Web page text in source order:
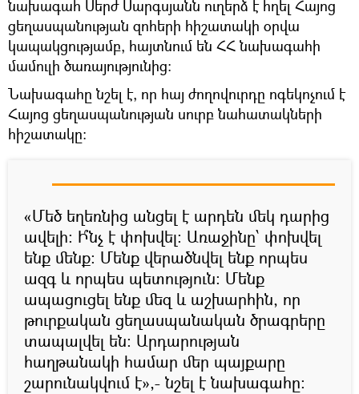
նախագահ Սերժ Սարգսյանն ուղերձ է հղել Հայոց
ցեղասպանության զոհերի հիշատակի օրվա
կապակցությամբ, հայտնում են ՀՀ նախագահի
մամուլի ծառայությունից:
Նախագահը նշել է, որ հայ ժողովուրդը ոգեկոչում է
Հայոց ցեղասպանության սուրբ նահատակների
հիշատակը:
«Մեծ եղեռնից անցել է արդեն մեկ դարից
ավելի: Ի՞նչ է փոխվել: Առաջինը՝ փոխվել
ենք մենք: Մենք վերածնվել ենք որպես
ազգ և որպես պետություն: Մենք
ապացուցել ենք մեզ և աշխարհին, որ
թուրքական ցեղասպանական ծրագրերը
տապալվել են: Արդարության
հաղթանակի համար մեր պայքարը
շարունակվում է»,- նշել է նախագահը: